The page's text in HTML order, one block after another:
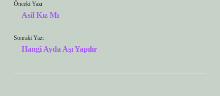
Önceki Yazı
Asil Kız Mı
Sonraki Yazı
Hangi Ayda Aşı Yapılır